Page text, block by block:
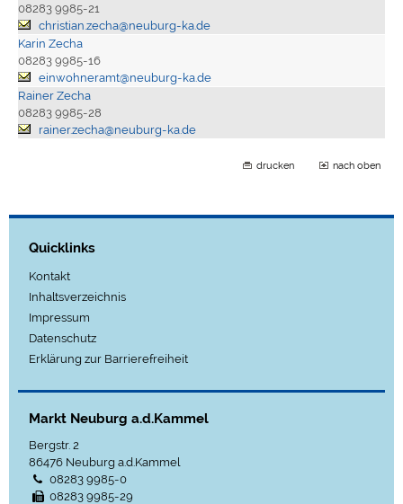
08283 9985-21
christian.zecha@neuburg-ka.de
Karin Zecha
08283 9985-16
einwohneramt@neuburg-ka.de
Rainer Zecha
08283 9985-28
rainer.zecha@neuburg-ka.de
drucken nach oben
Quicklinks
Kontakt
Inhaltsverzeichnis
Impressum
Datenschutz
Erklärung zur Barrierefreiheit
Markt Neuburg a.d.Kammel
Bergstr. 2
86476 Neuburg a.d.Kammel
08283 9985-0
08283 9985-29